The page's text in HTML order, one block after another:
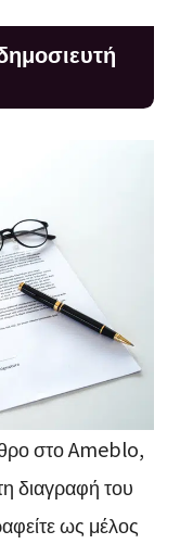
στο Ameblo,
διαγραφή του
ως μέλος